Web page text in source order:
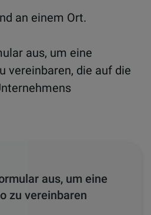
an einem Ort.
aus, um eine
vereinbaren, die auf die
aus, um eine
zu vereinbaren